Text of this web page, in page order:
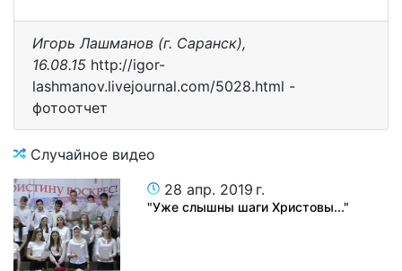
Игорь Лашманов (г. Саранск),
16.08.15 http://igor-
lashmanov.livejournal.com/5028.html -
фотоотчет
Случайное видео
28 апр. 2019 г.
"Уже слышны шаги Христовы..."